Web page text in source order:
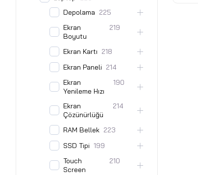
Depolama 225
Ekran
Boyutu
219
Ekran Kartı 218
Ekran Paneli 214
Ekran
Yenileme Hızı
190
Ekran
Çözünürlüğü
214
RAM Bellek 223
SSD Tipi 199
Touch
Screen
210